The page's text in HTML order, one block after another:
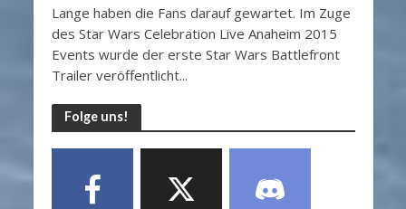
Lange haben die Fans darauf gewartet. Im Zuge
des Star Wars Celebration Live Anaheim 2015
Events wurde der erste Star Wars Battlefront
Trailer veröffentlicht...
Folge uns!